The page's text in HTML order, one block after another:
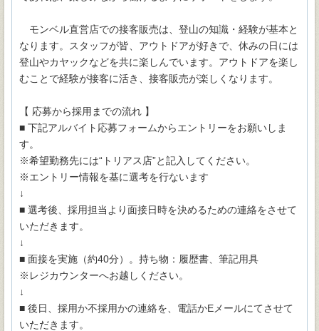
モンベル直営店での接客販売は、登山の知識・経験が基本と
なります。スタッフが皆、アウトドアが好きで、休みの日には
登山やカヤックなどを共に楽しんでいます。アウトドアを楽し
むことで経験が接客に活き、接客販売が楽しくなります。
【 応募から採用までの流れ 】
■ 下記アルバイト応募フォームからエントリーをお願いしま
す。
※希望勤務先には“トリアス店”と記入してください。
※エントリー情報を基に選考を行ないます
↓
■ 選考後、採用担当より面接日時を決めるための連絡をさせて
いただきます。
↓
■ 面接を実施（約40分）。持ち物：履歴書、筆記用具
※レジカウンターへお越しください。
↓
■ 後日、採用か不採用かの連絡を、電話かEメールにてさせて
いただきます。